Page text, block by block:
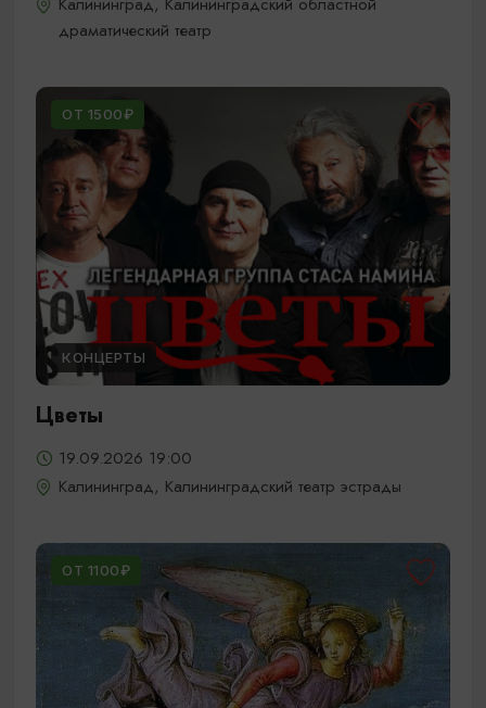
драматический театр
ОТ 1500₽
КОНЦЕРТЫ
Цветы
19.09.2026 19:00
Калининград, Калининградский театр эстрады
ОТ 1100₽